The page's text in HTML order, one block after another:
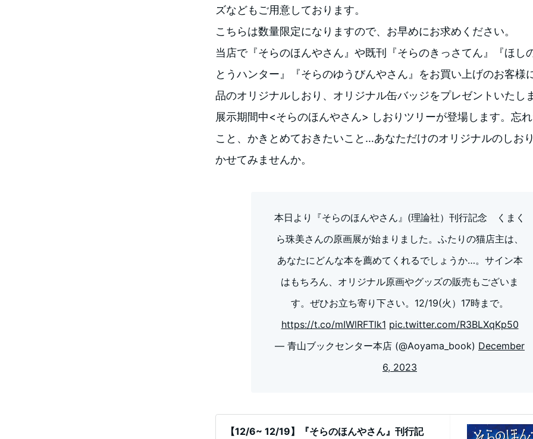
ズなどもご用意しております。
こちらは数量限定になりますので、お早めにお求めください。
当店で『そらのほんやさん』や既刊『そらのきっさてん』『ほし
とうハンター』『そらのゆうびんやさん』をお買い上げのお客様
品のオリジナルしおり、オリジナル缶バッジをプレゼントいたし
展示期間中<そらのほんやさん> しおりツリーが登場します。忘
こと、かきとめておきたいこと…あなただけのオリジナルのしお
かせてみませんか。
本日より『そらのほんやさん』(理論社）刊行記念 くまく
ら珠美さんの原画展が始まりました。ふたりの猫店主は、
あなたにどんな本を薦めてくれるでしょうか…。サイン本
はもちろん、オリジナル原画やグッズの販売もございま
す。ぜひお立ち寄り下さい。12/19(火）17時まで。
https://t.co/mIWlRFTlk1 pic.twitter.com/R3BLXqKp50
— 青山ブックセンター本店 (@Aoyama_book) December
6, 2023
【12/6~ 12/19】『そらのほんやさん』刊行記